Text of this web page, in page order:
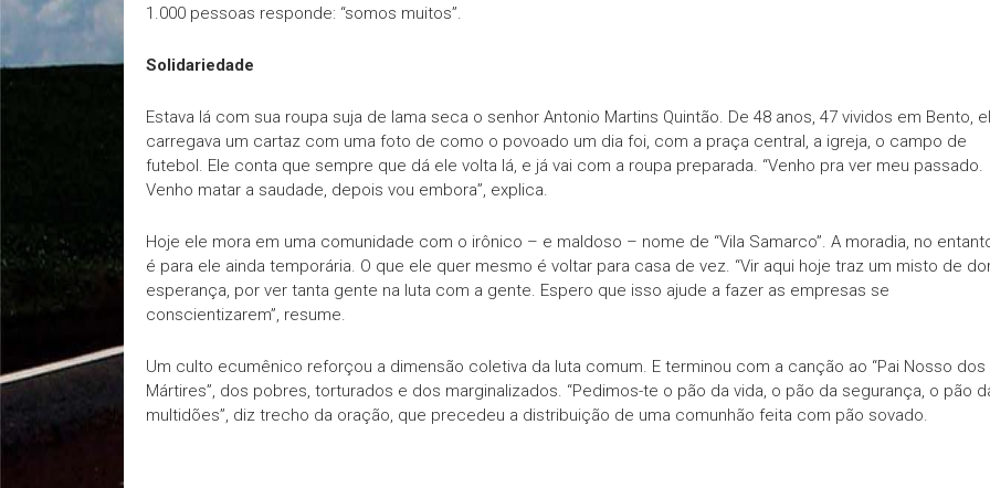
1.000 pessoas responde: “somos muitos”.
Solidariedade
Estava lá com sua roupa suja de lama seca o senhor Antonio Martins Quintão. De 48 anos, 47 vividos em Bento,
carregava um cartaz com uma foto de como o povoado um dia foi, com a praça central, a igreja, o campo de
futebol. Ele conta que sempre que dá ele volta lá, e já vai com a roupa preparada. “Venho pra ver meu passado.
Venho matar a saudade, depois vou embora”, explica.
Hoje ele mora em uma comunidade com o irônico – e maldoso – nome de “Vila Samarco”. A moradia, no
é para ele ainda temporária. O que ele quer mesmo é voltar para casa de vez. “Vir aqui hoje traz um misto de
esperança, por ver tanta gente na luta com a gente. Espero que isso ajude a fazer as empresas se
conscientizarem”, resume.
Um culto ecumênico reforçou a dimensão coletiva da luta comum. E terminou com a canção ao “Pai Nosso dos
Mártires”, dos pobres, torturados e dos marginalizados. “Pedimos-te o pão da vida, o pão da segurança, o pão
multidões”, diz trecho da oração, que precedeu a distribuição de uma comunhão feita com pão sovado.